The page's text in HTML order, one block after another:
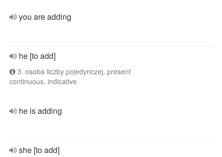
you are adding
he [to add]
3. osoba liczby pojedynczej, present
continuous, indicative
he is adding
she [to add]